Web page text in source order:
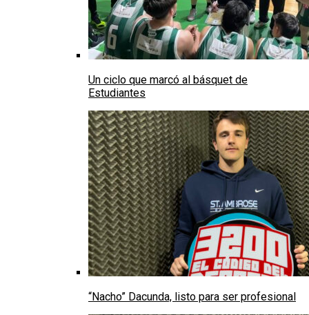
Un ciclo que marcó al básquet de
Estudiantes
“Nacho” Dacunda, listo para ser profesional